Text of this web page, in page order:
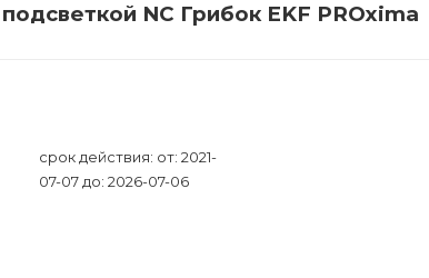
NC Грибок EKF PROxima
срок действия: от: 2021-
07-07 до: 2026-07-06